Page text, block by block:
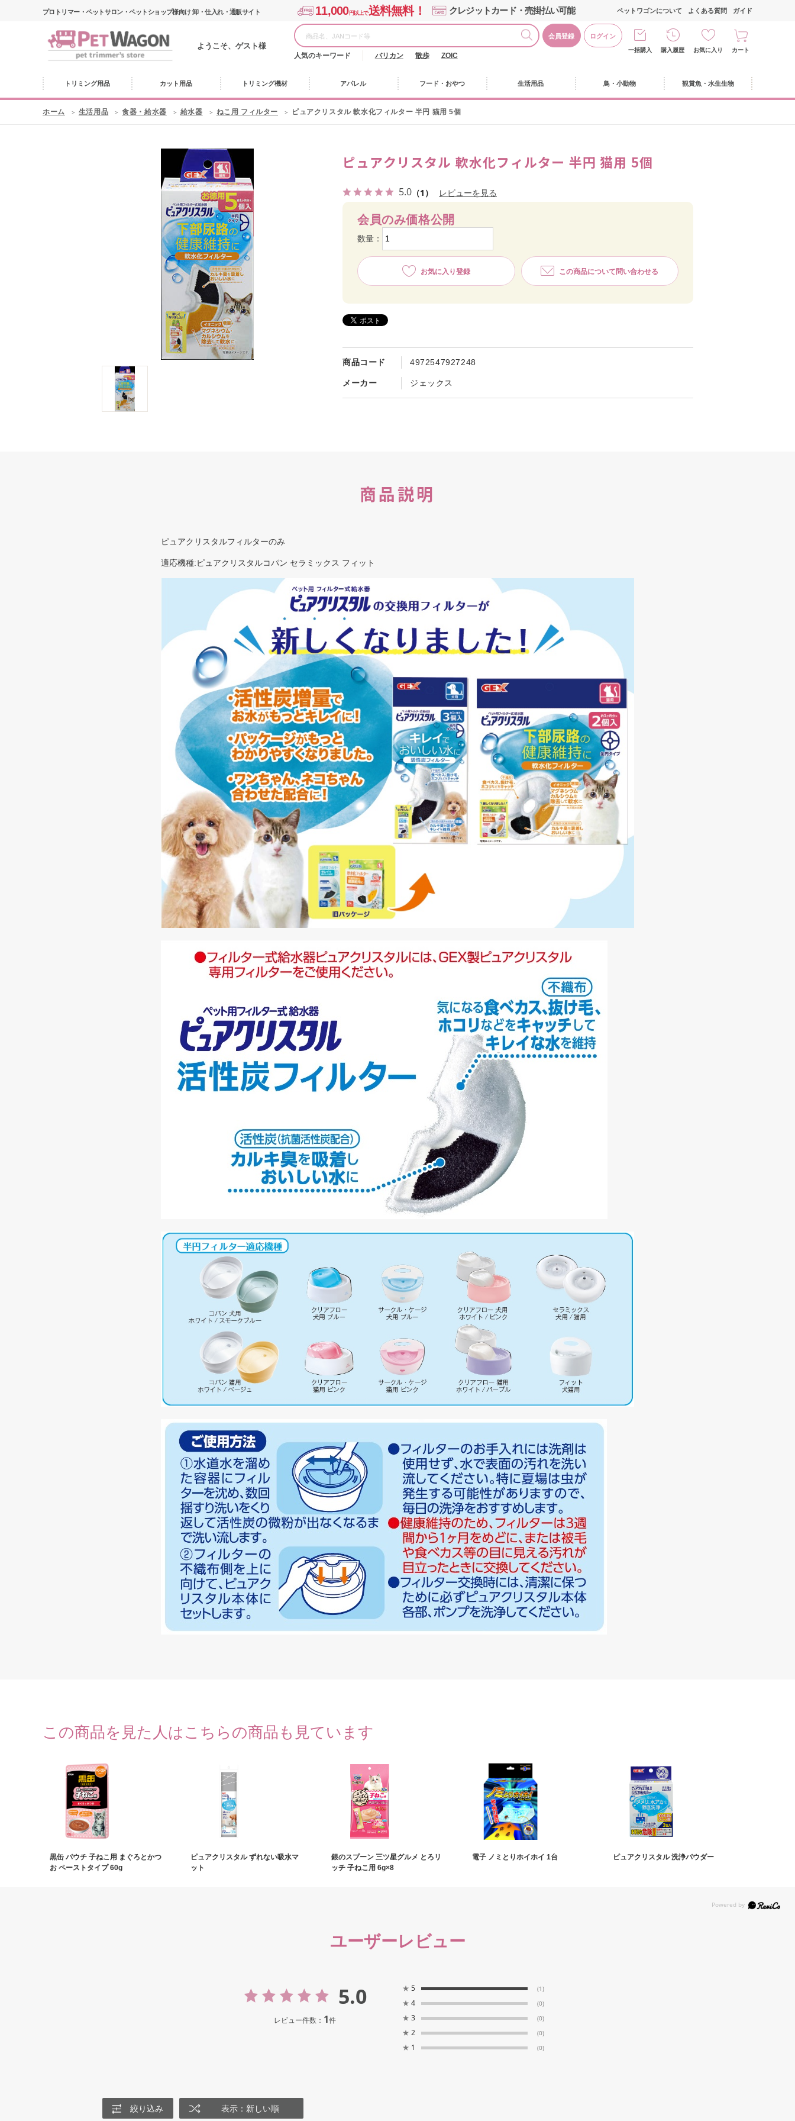
プロトリマー・ペットサロン・ペットショップ様向け 卸・仕入れ・通販サイト 11,000円以上で送料無料！ クレジットカード・売掛払い可能
ようこそ、ゲスト様
会員登録 ログイン
人気のキーワード バリカン 散歩 ZOIC
ペットワゴンについて よくある質問 ガイド
一括購入 購入履歴 お気に入り カート
トリミング用品 カット用品 トリミング機材 アパレル フード・おやつ 生活用品 鳥・小動物 観賞魚・水生生物
ホーム 生活用品 食器・給水器 給水器 ねこ用 フィルター ピュアクリスタル 軟水化フィルター 半円 猫用 5個
ピュアクリスタル 軟水化フィルター 半円 猫用 5個
5.0 （1） レビューを見る
商品コード 4972547927248
メーカー ジェックス
会員のみ価格公開
数量：
お気に入り登録 この商品について問い合わせる
商品説明
ピュアクリスタルフィルターのみ
適応機種:ピュアクリスタルコパン セラミックス フィット
この商品を見た人はこちらの商品も見ています
黒缶 パウチ 子ねこ用 まぐろとかつ
お ペーストタイプ 60g
ピュアクリスタル ずれない吸水マ
ット
銀のスプーン 三ツ星グルメ とろリ
ッチ 子ねこ用 6g×8
電子 ノミとりホイホイ 1台 ピュアクリスタル 洗浄パウダー
ユーザーレビュー
5.0
レビュー件数： 1件
★ 5 (1)
★ 4 (0)
★ 3 (0)
★ 2 (0)
★ 1 (0)
絞り込み 表示：新しい順